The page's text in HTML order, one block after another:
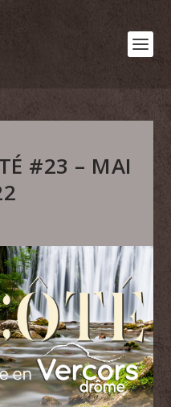
#23 – MAI